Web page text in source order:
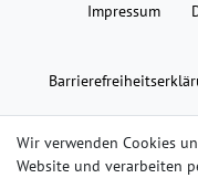
Impressum
Wir verwenden Cookies
Website und verarbeiten
© Copyright